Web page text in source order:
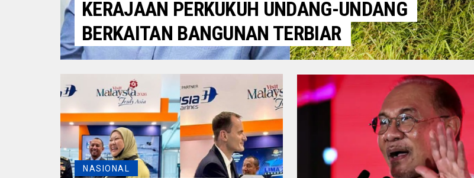
KERAJAAN PERKUKUH UNDANG-UNDANG
BERKAITAN BANGUNAN TERBIAR
NASIONAL